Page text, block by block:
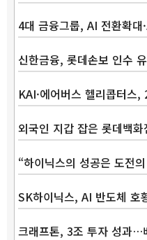
4대 금융그룹, AI 전환확
신한금융, 롯데손보 인수
KAI·에어버스 헬리콥터스
외국인 지갑 잡은 롯데백
“하이닉스의 성공은 도전
SK하이닉스, AI 반도체
크래프톤, 3조 투자 성과